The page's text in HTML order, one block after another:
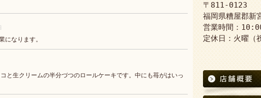
になります。
と生クリームの半分づつのロールケーキです。中にも苺がはいっ
〒811-0123
福岡県糟屋郡
営業時間：
定休日：火曜（